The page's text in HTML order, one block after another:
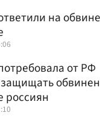
на
от РФ
защищать
россиян